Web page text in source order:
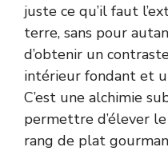
juste ce qu’il faut
terre, sans pour
d’obtenir un
intérieur fondant et
C’est une alchimie
permettre d’élever
rang de plat